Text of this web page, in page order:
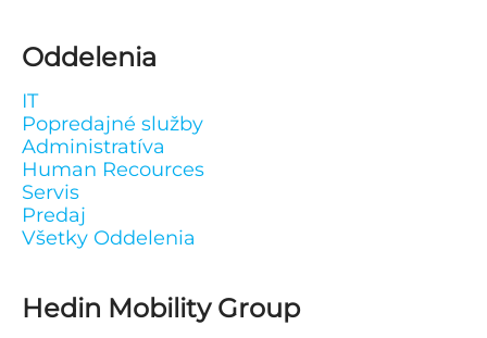
Oddelenia
IT
Popredajné služby
Administratíva
Human Recources
Servis
Predaj
Všetky Oddelenia
Hedin Mobility Group